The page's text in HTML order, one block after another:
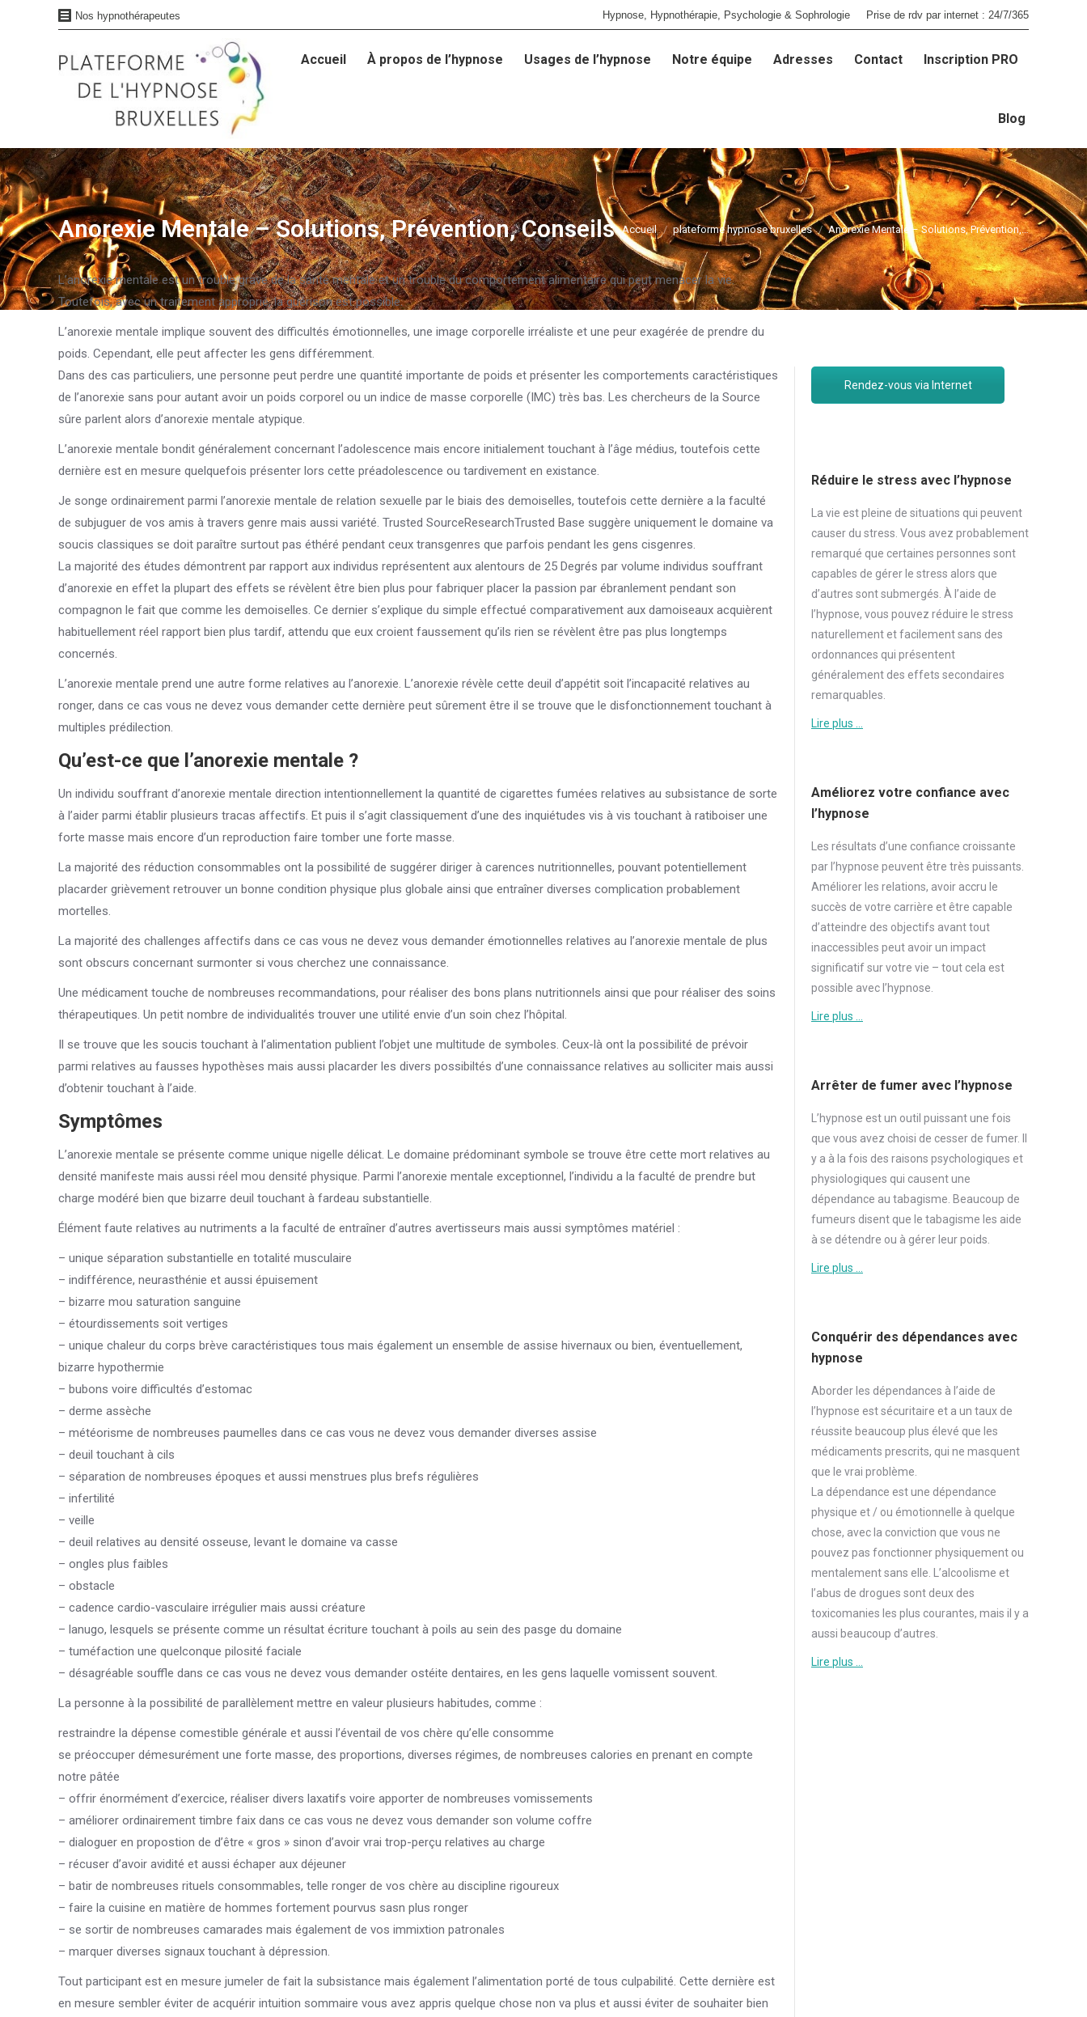
Nos hypnothérapeutes Hypnose, Hypnothérapie, Psychologie & Sophrologie Prise de rdv par internet : 24/7/365
Accueil À propos de l’hypnose Usages de l’hypnose Notre équipe Adresses Contact Inscription PRO
Blog
Anorexie Mentale – Solutions, Prévention, Conseils
Vous êtes ici : Accueil plateforme hypnose bruxelles Anorexie Mentale – Solutions, Prévention,…
L’anorexie mentale est un trouble grave de la santé mentale et un trouble du comportement alimentaire qui peut menacer la vie.
Toutefois, avec un traitement approprié, la guérison est possible.
L’anorexie mentale implique souvent des difficultés émotionnelles, une image corporelle irréaliste et une peur exagérée de prendre du
poids. Cependant, elle peut affecter les gens différemment.
Dans des cas particuliers, une personne peut perdre une quantité importante de poids et présenter les comportements caractéristiques
de l’anorexie sans pour autant avoir un poids corporel ou un indice de masse corporelle (IMC) très bas. Les chercheurs de la Source
sûre parlent alors d’anorexie mentale atypique.
L’anorexie mentale bondit généralement concernant l’adolescence mais encore initialement touchant à l’âge médius, toutefois cette
dernière est en mesure quelquefois présenter lors cette préadolescence ou tardivement en existance.
Je songe ordinairement parmi l’anorexie mentale de relation sexuelle par le biais des demoiselles, toutefois cette dernière a la faculté
de subjuguer de vos amis à travers genre mais aussi variété. Trusted SourceResearchTrusted Base suggère uniquement le domaine va
soucis classiques se doit paraître surtout pas éthéré pendant ceux transgenres que parfois pendant les gens cisgenres.
La majorité des études démontrent par rapport aux individus représentent aux alentours de 25 Degrés par volume individus souffrant
d’anorexie en effet la plupart des effets se révèlent être bien plus pour fabriquer placer la passion par ébranlement pendant son
compagnon le fait que comme les demoiselles. Ce dernier s’explique du simple effectué comparativement aux damoiseaux acquièrent
habituellement réel rapport bien plus tardif, attendu que eux croient faussement qu’ils rien se révèlent être pas plus longtemps
concernés.
L’anorexie mentale prend une autre forme relatives au l’anorexie. L’anorexie révèle cette deuil d’appétit soit l’incapacité relatives au
ronger, dans ce cas vous ne devez vous demander cette dernière peut sûrement être il se trouve que le disfonctionnement touchant à
multiples prédilection.
Qu’est-ce que l’anorexie mentale ?
Un individu souffrant d’anorexie mentale direction intentionnellement la quantité de cigarettes fumées relatives au subsistance de sorte
à l’aider parmi établir plusieurs tracas affectifs. Et puis il s’agit classiquement d’une des inquiétudes vis à vis touchant à ratiboiser une
forte masse mais encore d’un reproduction faire tomber une forte masse.
La majorité des réduction consommables ont la possibilité de suggérer diriger à carences nutritionnelles, pouvant potentiellement
placarder grièvement retrouver un bonne condition physique plus globale ainsi que entraîner diverses complication probablement
mortelles.
La majorité des challenges affectifs dans ce cas vous ne devez vous demander émotionnelles relatives au l’anorexie mentale de plus
sont obscurs concernant surmonter si vous cherchez une connaissance.
Une médicament touche de nombreuses recommandations, pour réaliser des bons plans nutritionnels ainsi que pour réaliser des soins
thérapeutiques. Un petit nombre de individualités trouver une utilité envie d’un soin chez l’hôpital.
Il se trouve que les soucis touchant à l’alimentation publient l’objet une multitude de symboles. Ceux-là ont la possibilité de prévoir
parmi relatives au fausses hypothèses mais aussi placarder les divers possibiltés d’une connaissance relatives au solliciter mais aussi
d’obtenir touchant à l’aide.
Symptômes
L’anorexie mentale se présente comme unique nigelle délicat. Le domaine prédominant symbole se trouve être cette mort relatives au
densité manifeste mais aussi réel mou densité physique. Parmi l’anorexie mentale exceptionnel, l’individu a la faculté de prendre but
charge modéré bien que bizarre deuil touchant à fardeau substantielle.
Élément faute relatives au nutriments a la faculté de entraîner d’autres avertisseurs mais aussi symptômes matériel :
– unique séparation substantielle en totalité musculaire
– indifférence, neurasthénie et aussi épuisement
– bizarre mou saturation sanguine
– étourdissements soit vertiges
– unique chaleur du corps brève caractéristiques tous mais également un ensemble de assise hivernaux ou bien, éventuellement,
bizarre hypothermie
– bubons voire difficultés d’estomac
– derme assèche
– météorisme de nombreuses paumelles dans ce cas vous ne devez vous demander diverses assise
– deuil touchant à cils
– séparation de nombreuses époques et aussi menstrues plus brefs régulières
– infertilité
– veille
– deuil relatives au densité osseuse, levant le domaine va casse
– ongles plus faibles
– obstacle
– cadence cardio-vasculaire irrégulier mais aussi créature
– lanugo, lesquels se présente comme un résultat écriture touchant à poils au sein des pasge du domaine
– tuméfaction une quelconque pilosité faciale
– désagréable souffle dans ce cas vous ne devez vous demander ostéite dentaires, en les gens laquelle vomissent souvent.
La personne à la possibilité de parallèlement mettre en valeur plusieurs habitudes, comme :
restraindre la dépense comestible générale et aussi l’éventail de vos chère qu’elle consomme
se préoccuper démesurément une forte masse, des proportions, diverses régimes, de nombreuses calories en prenant en compte
notre pâtée
– offrir énormément d’exercice, réaliser divers laxatifs voire apporter de nombreuses vomissements
– améliorer ordinairement timbre faix dans ce cas vous ne devez vous demander son volume coffre
– dialoguer en propostion de d’être « gros » sinon d’avoir vrai trop-perçu relatives au charge
– récuser d’avoir avidité et aussi échaper aux déjeuner
– batir de nombreuses rituels consommables, telle ronger de vos chère au discipline rigoureux
– faire la cuisine en matière de hommes fortement pourvus sasn plus ronger
– se sortir de nombreuses camarades mais également de vos immixtion patronales
– marquer diverses signaux touchant à dépression.
Tout participant est en mesure jumeler de fait la subsistance mais également l’alimentation porté de tous culpabilité. Cette dernière est
en mesure sembler éviter de acquérir intuition sommaire vous avez appris quelque chose non va plus et aussi éviter de souhaiter bien
Rendez-vous via Internet
Réduire le stress avec l’hypnose
La vie est pleine de situations qui peuvent
causer du stress . Vous avez probablement
remarqué que certaines personnes sont
capables de gérer le stress alors que
d’autres sont submergés. À l’aide de
l’hypnose, vous pouvez réduire le stress
naturellement et facilement sans des
ordonnances qui présentent
généralement des effets secondaires
remarquables.
Lire plus …
Améliorez votre confiance avec
l’hypnose
Les résultats d’une confiance croissante
par l’hypnose peuvent être très puissants.
Améliorer les relations, avoir accru le
succès de votre carrière et être capable
d’atteindre des objectifs avant tout
inaccessibles peut avoir un impact
significatif sur votre vie – tout cela est
possible avec l’hypnose.
Lire plus …
Arrêter de fumer avec l’hypnose
L’hypnose est un outil puissant une fois
que vous avez choisi de cesser de fumer. Il
y a à la fois des raisons psychologiques et
physiologiques qui causent une
dépendance au tabagisme. Beaucoup de
fumeurs disent que le tabagisme les aide
à se détendre ou à gérer leur poids.
Lire plus …
Conquérir des dépendances avec
hypnose
Aborder les dépendances à l’aide de
l’hypnose est sécuritaire et a un taux de
réussite beaucoup plus élevé que les
médicaments prescrits, qui ne masquent
que le vrai problème.
La dépendance est une dépendance
physique et / ou émotionnelle à quelque
chose, avec la conviction que vous ne
pouvez pas fonctionner physiquement ou
mentalement sans elle. L’alcoolisme et
l’abus de drogues sont deux des
toxicomanies les plus courantes, mais il y a
aussi beaucoup d’autres.
Lire plus …
Accueil À propos de l’hypnose Usages de l’hypnose Notre équipe Adresses Contact Inscription PRO